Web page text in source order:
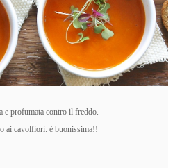
e profumata contro il freddo.
ai cavolfiori: è buonissima!!